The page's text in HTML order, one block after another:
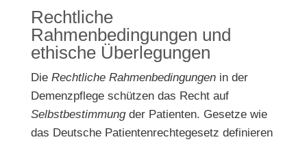
Rechtliche
Rahmenbedingungen und
ethische Überlegungen
Die Rechtliche Rahmenbedingungenin der
Demenzpflege schützen das Recht auf
Selbstbestimmungder Patienten. Gesetze wie
das Deutsche Patientenrechtegesetz definieren